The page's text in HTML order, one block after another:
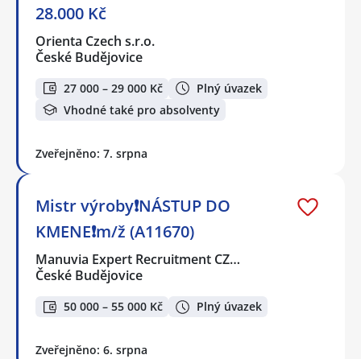
28.000 Kč
Orienta Czech s.r.o.
České Budějovice
27 000 – 29 000 Kč
Plný úvazek
Vhodné také pro absolventy
Zveřejněno: 7. srpna
Mistr výroby❗NÁSTUP DO
KMENE❗m/ž (A11670)
Manuvia Expert Recruitment CZ…
České Budějovice
50 000 – 55 000 Kč Plný úvazek
Zveřejněno: 6. srpna